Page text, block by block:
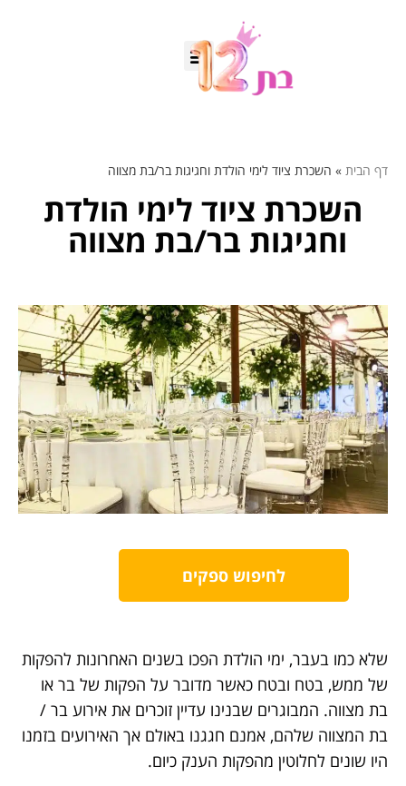
דף הבית » השכרת ציוד לימי הולדת וחגיגות בר/בת מצווה
השכרת ציוד לימי הולדת
וחגיגות בר/בת מצווה
לחיפוש ספקים
שלא כמו בעבר, ימי הולדת הפכו בשנים האחרונות להפקות
של ממש, בטח ובטח כאשר מדובר על הפקות של בר או
בת מצווה. המבוגרים שבנינו עדיין זוכרים את אירוע בר /
בת המצווה שלהם, אמנם חגגנו באולם אך האירועים בזמנו
היו שונים לחלוטין מהפקות הענק כיום.